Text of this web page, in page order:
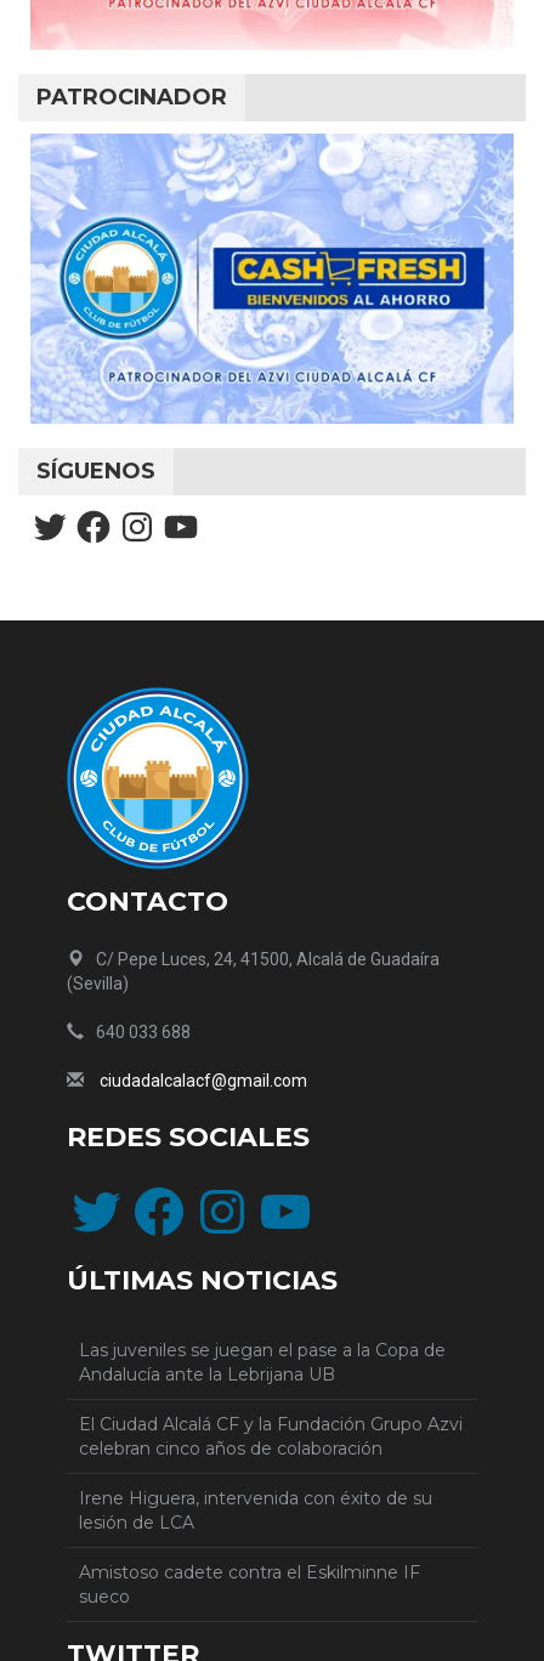
PATROCINADOR
SÍGUENOS
TwitterFacebookInstagramYouTube
CONTACTO
C/ Pepe Luces, 24, 41500, Alcalá de Guadaíra
(Sevilla)
640 033 688
ciudadalcalacf@gmail.com
REDES SOCIALES
Twitter FacebookInstagramYouTube
ÚLTIMAS NOTICIAS
Las juveniles se juegan el pase a la Copa de
Andalucía ante la Lebrijana UB
El Ciudad Alcalá CF y la Fundación Grupo Azvi
celebran cinco años de colaboración
Irene Higuera, intervenida con éxito de su
lesión de LCA
Amistoso cadete contra el Eskilminne IF
sueco
TWITTER